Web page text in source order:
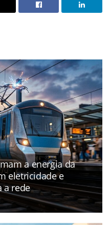
a energia da
eletricidade e
a rede